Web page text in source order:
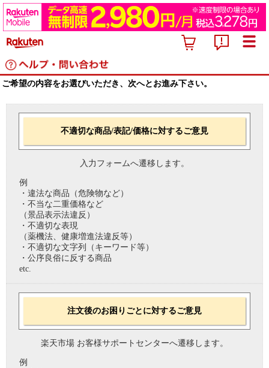
ご希望の内容をお選びいただき、次へとお進み下さい。
不適切な商品/表記/価格に対するご意見
入力フォームへ遷移します。
例
・違法な商品（危険物など）
・不当な二重価格など
（景品表示法違反）
・不適切な表現
（薬機法、健康増進法違反等）
・不適切な文字列（キーワード等）
・公序良俗に反する商品
etc.
注文後のお困りごとに対するご意見
楽天市場 お客様サポートセンターへ遷移します。
例